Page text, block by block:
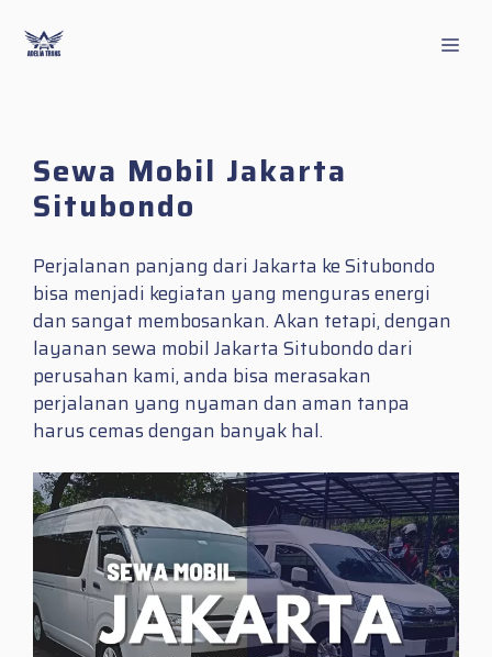
content
Sewa Mobil Jakarta
Situbondo
Perjalanan panjang dari Jakarta ke Situbondo
bisa menjadi kegiatan yang menguras energi
dan sangat membosankan. Akan tetapi, dengan
layanan sewa mobil Jakarta Situbondo dari
perusahan kami, anda bisa merasakan
perjalanan yang nyaman dan aman tanpa
harus cemas dengan banyak hal.